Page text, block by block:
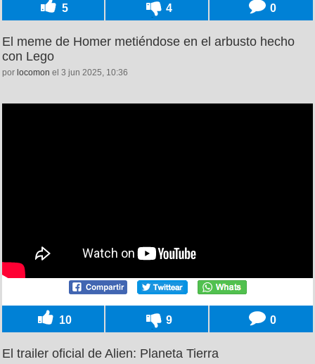
5 4 0
El meme de Homer metiéndose en el arbusto hecho
con Lego
por locomon el 3 jun 2025, 10:36
10 9 0
El trailer oficial de Alien: Planeta Tierra